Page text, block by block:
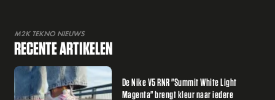
M2K TEKNO NIEUWS
RECENTE ARTIKELEN
De Nike V5 RNR "Summit White Light
Magenta" brengt kleur naar iedere